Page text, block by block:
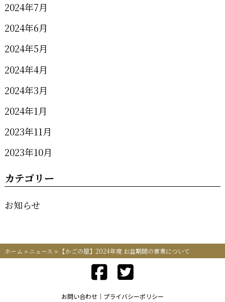
2024年7月
2024年6月
2024年5月
2024年4月
2024年3月
2024年1月
2023年11月
2023年10月
カテゴリー
お知らせ
ホーム » ニュース » 【かごの屋】2024年度 お盆期間の営業について
お問い合わせ プライバシーポリシー